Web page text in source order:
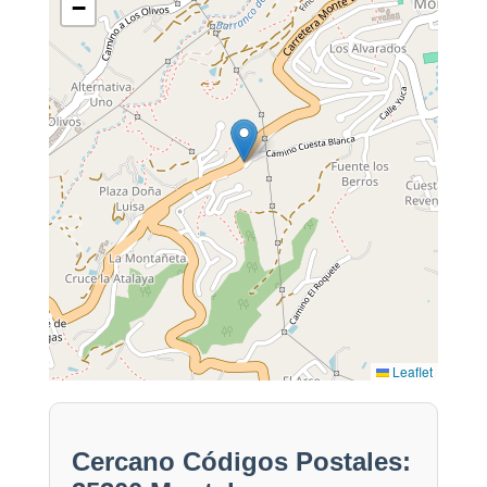
−
Leaflet
Cercano Códigos Postales: